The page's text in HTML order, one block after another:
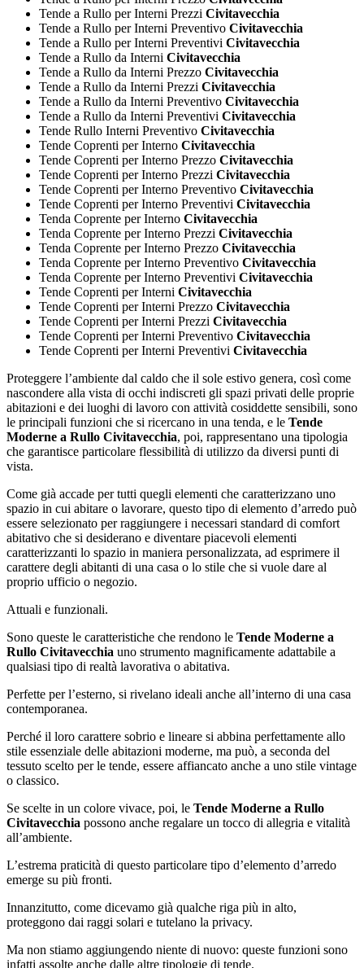
Tende a Rullo per Interni Prezzi Civitavecchia
Tende a Rullo per Interni Preventivo Civitavecchia
Tende a Rullo per Interni Preventivi Civitavecchia
Tende a Rullo da Interni Civitavecchia
Tende a Rullo da Interni Prezzo Civitavecchia
Tende a Rullo da Interni Prezzi Civitavecchia
Tende a Rullo da Interni Preventivo Civitavecchia
Tende a Rullo da Interni Preventivi Civitavecchia
Tende Rullo Interni Preventivo Civitavecchia
Tende Coprenti per Interno Civitavecchia
Tende Coprenti per Interno Prezzo Civitavecchia
Tende Coprenti per Interno Prezzi Civitavecchia
Tende Coprenti per Interno Preventivo Civitavecchia
Tende Coprenti per Interno Preventivi Civitavecchia
Tenda Coprente per Interno Civitavecchia
Tenda Coprente per Interno Prezzi Civitavecchia
Tenda Coprente per Interno Prezzo Civitavecchia
Tenda Coprente per Interno Preventivo Civitavecchia
Tenda Coprente per Interno Preventivi Civitavecchia
Tende Coprenti per Interni Civitavecchia
Tende Coprenti per Interni Prezzo Civitavecchia
Tende Coprenti per Interni Prezzi Civitavecchia
Tende Coprenti per Interni Preventivo Civitavecchia
Tende Coprenti per Interni Preventivi Civitavecchia
Proteggere l’ambiente dal caldo che il sole estivo genera, così come
nascondere alla vista di occhi indiscreti gli spazi privati delle proprie
abitazioni e dei luoghi di lavoro con attività cosiddette sensibili, sono
le principali funzioni che si ricercano in una tenda, e le Tende
Moderne a Rullo Civitavecchia, poi, rappresentano una tipologia
che garantisce particolare flessibilità di utilizzo da diversi punti di
vista.
Come già accade per tutti quegli elementi che caratterizzano uno
spazio in cui abitare o lavorare, questo tipo di elemento d’arredo può
essere selezionato per raggiungere i necessari standard di comfort
abitativo che si desiderano e diventare piacevoli elementi
caratterizzanti lo spazio in maniera personalizzata, ad esprimere il
carattere degli abitanti di una casa o lo stile che si vuole dare al
proprio ufficio o negozio.
Attuali e funzionali.
Sono queste le caratteristiche che rendono le Tende Moderne a
Rullo Civitavecchia uno strumento magnificamente adattabile a
qualsiasi tipo di realtà lavorativa o abitativa.
Perfette per l’esterno, si rivelano ideali anche all’interno di una casa
contemporanea.
Perché il loro carattere sobrio e lineare si abbina perfettamente allo
stile essenziale delle abitazioni moderne, ma può, a seconda del
tessuto scelto per le tende, essere affiancato anche a uno stile vintage
o classico.
Se scelte in un colore vivace, poi, le Tende Moderne a Rullo
Civitavecchia possono anche regalare un tocco di allegria e vitalità
all’ambiente.
L’estrema praticità di questo particolare tipo d’elemento d’arredo
emerge su più fronti.
Innanzitutto, come dicevamo già qualche riga più in alto,
proteggono dai raggi solari e tutelano la privacy.
Ma non stiamo aggiungendo niente di nuovo: queste funzioni sono
infatti assolte anche dalle altre tipologie di tende.